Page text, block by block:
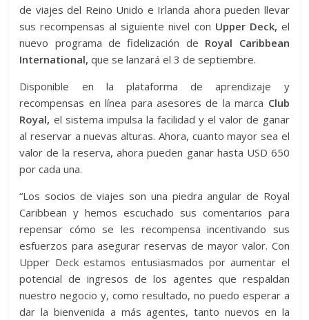
de viajes del Reino Unido e Irlanda ahora pueden llevar
sus recompensas al siguiente nivel con Upper Deck, el
nuevo programa de fidelización de Royal Caribbean
International, que se lanzará el 3 de septiembre.
Disponible en la plataforma de aprendizaje y
recompensas en línea para asesores de la marca Club
Royal, el sistema impulsa la facilidad y el valor de ganar
al reservar a nuevas alturas. Ahora, cuanto mayor sea el
valor de la reserva, ahora pueden ganar hasta USD 650
por cada una.
“Los socios de viajes son una piedra angular de Royal
Caribbean y hemos escuchado sus comentarios para
repensar cómo se les recompensa incentivando sus
esfuerzos para asegurar reservas de mayor valor. Con
Upper Deck estamos entusiasmados por aumentar el
potencial de ingresos de los agentes que respaldan
nuestro negocio y, como resultado, no puedo esperar a
dar la bienvenida a más agentes, tanto nuevos en la